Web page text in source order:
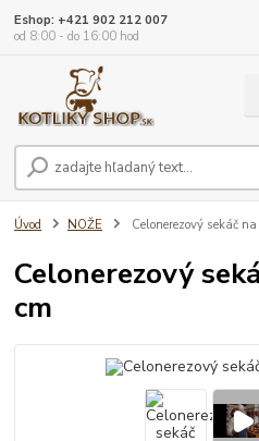
Eshop: +421 902 212 007
od 8:00 - do 16:00 hod
Úvod NOŽE Celonerezový sekáč
Celonerezový
cm